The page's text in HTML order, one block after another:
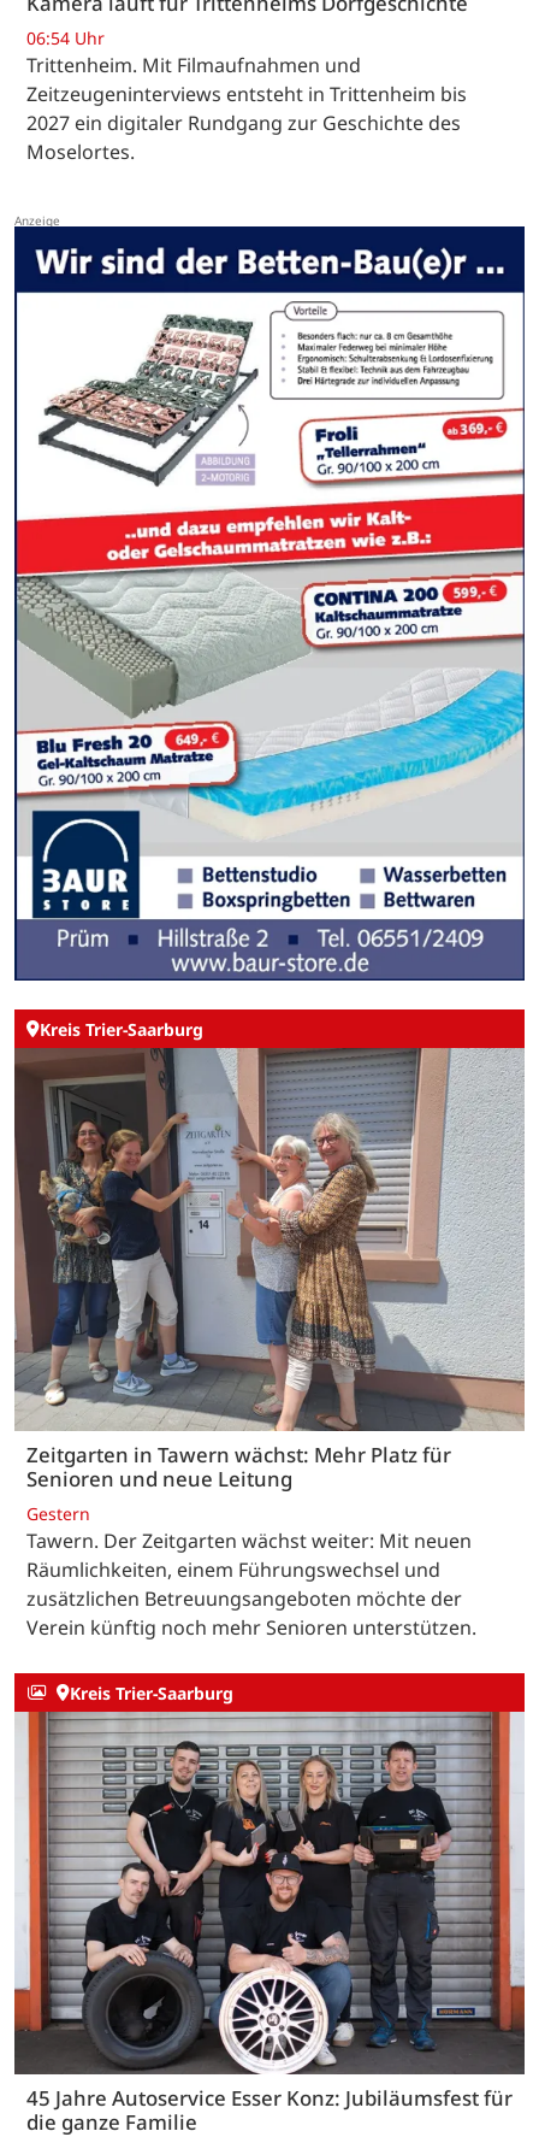
06:54 Uhr
Trittenheim. Mit Filmaufnahmen und
Zeitzeugeninterviews entsteht in Trittenheim bis
2027 ein digitaler Rundgang zur Geschichte des
Moselortes.
Kreis Trier-Saarburg
Zeitgarten in Tawern wächst: Mehr Platz für
Senioren und neue Leitung
Gestern
Tawern. Der Zeitgarten wächst weiter: Mit neuen
Räumlichkeiten, einem Führungswechsel und
zusätzlichen Betreuungsangeboten möchte der
Verein künftig noch mehr Senioren unterstützen.
Kreis Trier-Saarburg
45 Jahre Autoservice Esser Konz: Jubiläumsfest für
die ganze Familie